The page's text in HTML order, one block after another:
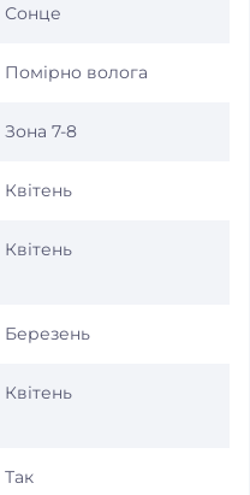
Сонце
Помірно волога
Зона 7-8
Квітень
Квітень
Березень
Квітень
Так